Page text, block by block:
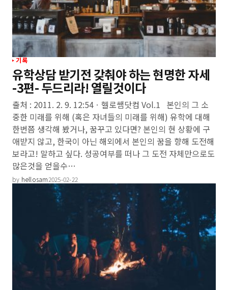
기록
유학상담 받기전 갖춰야 하는 현명한 자세
-3편- 두드리라! 열릴것이다
출처 : 2011. 2. 9. 12:54ㆍ헬로쌤닷컴 Vol.1 본인의 그 소
중한 미래를 위해 (혹은 자녀들의 미래를 위해) 유학에 대해
한번쯤 생각해 봤거나, 꿈꾸고 있다면? 본인의 현 상황에 구
애받지 않고, 한국이 아닌 해외에서 본인의 꿈을 향해 도전해
보라고! 말하고 싶다. 성공여부를 떠나 그 도전 자체만으로도
많은것을 얻을수…
by hellosam2025-02-22